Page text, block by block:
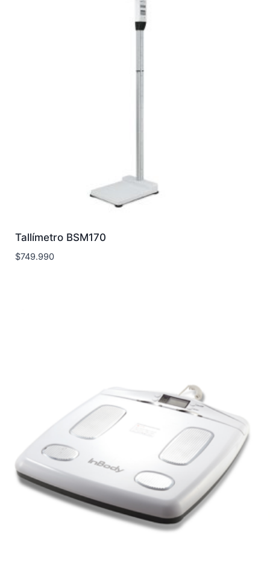
Tallímetro BSM170
$749.990